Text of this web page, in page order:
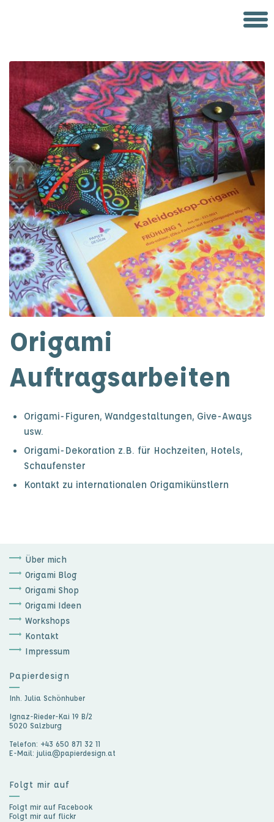
Origami
Auftragsarbeiten
Origami-Figuren, Wandgestaltungen, Give-Aways
usw.
Origami-Dekoration z.B. für Hochzeiten, Hotels,
Schaufenster
Kontakt zu internationalen Origamikünstlern
Über mich
Origami Blog
Origami Shop
Origami Ideen
Workshops
Kontakt
Impressum
Papierdesign
Inh. Julia Schönhuber
Ignaz-Rieder-Kai 19 B/2
5020 Salzburg
Telefon: +43 650 871 32 11
E-Mail: julia@papierdesign.at
Folgt mir auf
Folgt mir auf Facebook
Folgt mir auf flickr